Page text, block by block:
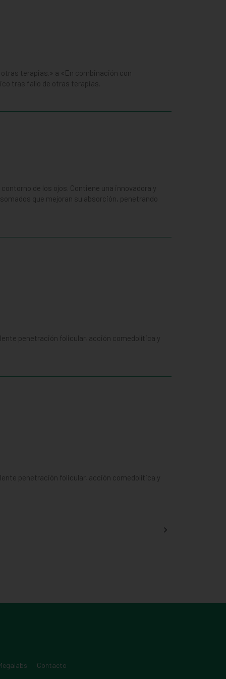
terapias.» a «En combinación con
tras fallo de otras terapias.
de los ojos. Contiene una innovadora y
que mejoran su absorción, penetrando
penetración folicular, acción comedolítica y
penetración folicular, acción comedolítica y
Contacto